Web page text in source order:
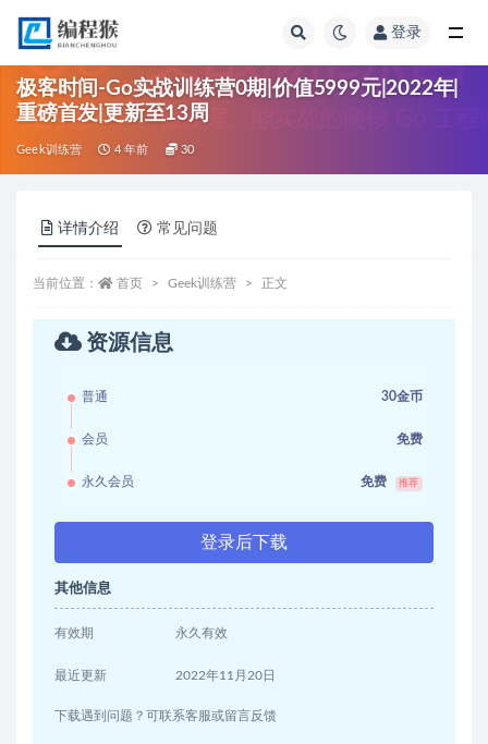
登录
极客时间-Go实战训练营0期|价值5999元|2022年|
重磅首发|更新至13周
Geek训练营 4 年前 30
详情介绍 常见问题
当前位置： 首页 Geek训练营 正文
资源信息
普通 30金币
会员 免费
永久会员 免费 推荐
登录后下载
其他信息
有效期 永久有效
最近更新 2022年11月20日
下载遇到问题？可联系客服或留言反馈